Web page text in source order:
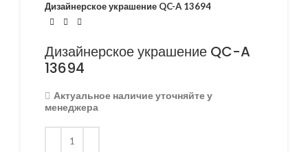
Дизайнерское украшение QC-A 13694
Дизайнерское украшение QC-A
13694
Актуальное наличие уточняйте у
менеджера